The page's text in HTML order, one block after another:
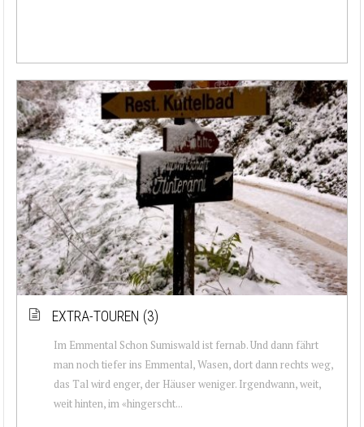
EXTRA-TOUREN (3)
Im Emmental Schon Sumiswald ist fernab. Und dann fährt
man noch tiefer ins Emmental, Wasen, dort dann rechts weg,
das Tal wird enger, der Häuser weniger. Irgendwann, weit,
weit hinten, im «hingerscht...